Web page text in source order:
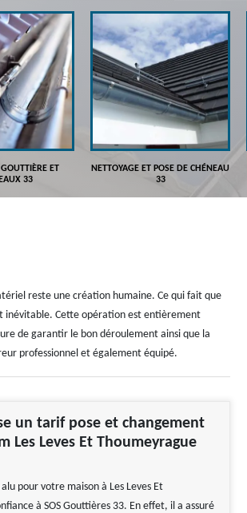
ET
33
NETTOYAGE ET POSE DE CHÉNEAU
33
reste une création humaine. Ce qui fait que
inévitable. Cette opération est entièrement
de garantir le bon déroulement ainsi que la
professionnel et également équipé.
un tarif pose et changement
Les Leves Et Thoumeyrague
pour votre maison à Les Leves Et
à SOS Gouttières 33. En effet, il a assuré